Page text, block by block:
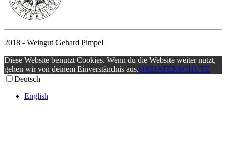
2018 - Weingut Gehard Pimpel
Diese Website benutzt Cookies. Wenn du die Website weiter nutzt,
gehen wir von deinem Einverständnis aus.OKDATENSCHUTZ
Deutsch
English